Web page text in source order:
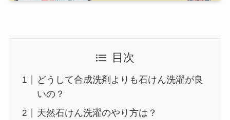
目次
どうして合成洗剤よりも石けん洗濯が良
いの？
天然石けん洗濯のやり方は？